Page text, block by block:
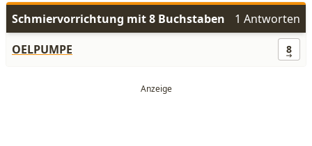
Schmiervorrichtung mit 8 Buchstaben
1 Antworten
OELPUMPE
8